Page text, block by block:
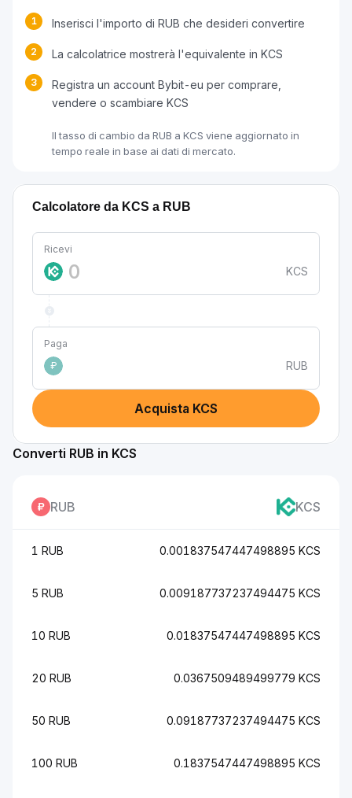
1 Inserisci l'importo di RUB che desideri convertire
2 La calcolatrice mostrerà l'equivalente in KCS
3
Registra un account Bybit-eu per comprare,
vendere o scambiare KCS
Il tasso di cambio da RUB a KCS viene aggiornato in
tempo reale in base ai dati di mercato.
Calcolatore da KCS a RUB
Ricevi
KCS
Paga
₽
RUB
Acquista KCS
Converti RUB in KCS
RUB KCS
1 RUB 0.001837547447498895 KCS
5 RUB 0.009187737237494475 KCS
10 RUB 0.01837547447498895 KCS
20 RUB 0.0367509489499779 KCS
50 RUB 0.09187737237494475 KCS
100 RUB 0.1837547447498895 KCS